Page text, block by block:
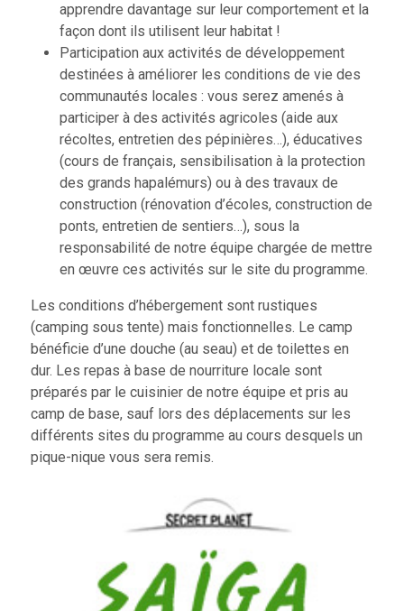
apprendre davantage sur leur comportement et la
façon dont ils utilisent leur habitat !
Participation aux activités de développement
destinées à améliorer les conditions de vie des
communautés locales : vous serez amenés à
participer à des activités agricoles (aide aux
récoltes, entretien des pépinières…), éducatives
(cours de français, sensibilisation à la protection
des grands hapalémurs) ou à des travaux de
construction (rénovation d’écoles, construction de
ponts, entretien de sentiers…), sous la
responsabilité de notre équipe chargée de mettre
en œuvre ces activités sur le site du programme.
Les conditions d’hébergement sont rustiques
(camping sous tente) mais fonctionnelles. Le camp
bénéficie d’une douche (au seau) et de toilettes en
dur. Les repas à base de nourriture locale sont
préparés par le cuisinier de notre équipe et pris au
camp de base, sauf lors des déplacements sur les
différents sites du programme au cours desquels un
pique-nique vous sera remis.